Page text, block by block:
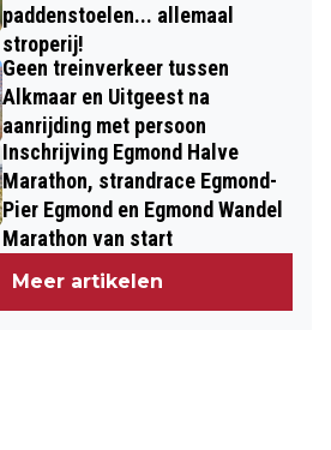
paddenstoelen... allemaal
stroperij!
Geen treinverkeer tussen
Alkmaar en Uitgeest na
aanrijding met persoon
Inschrijving Egmond Halve
Marathon, strandrace Egmond-
Pier Egmond en Egmond Wandel
Marathon van start
Meer artikelen